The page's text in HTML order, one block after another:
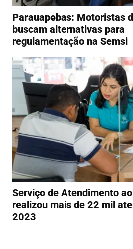
Parauapebas: Motoristas
buscam alternativas para
regulamentação na Semsi
Serviço de Atendimento
realizou mais de 22 mil
2023